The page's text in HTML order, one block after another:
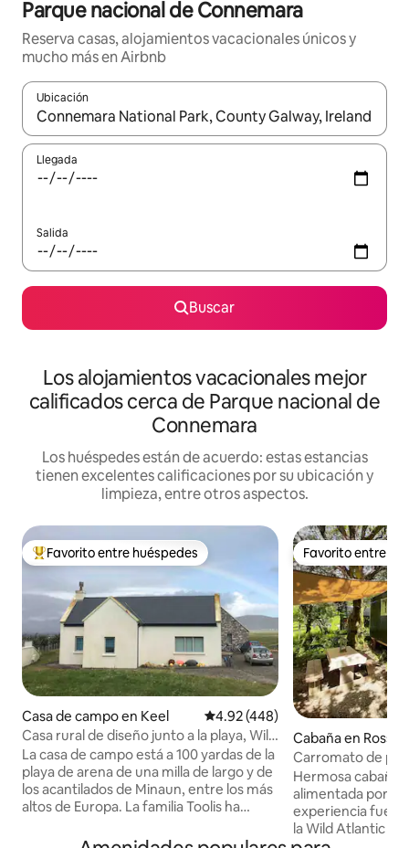
Parque nacional de Connemara
Reserva casas, alojamientos vacacionales únicos y
mucho más en Airbnb
Ubicación
Cuando los resultados estén disponibles, podrás navegar
Llegada
Salida
Buscar
Los alojamientos vacacionales mejor
calificados cerca de Parque nacional de
Connemara
Los huéspedes están de acuerdo: estas estancias
tienen excelentes calificaciones por su ubicación y
limpieza, entre otros aspectos.
De los mejores en Favorito entre huéspedes
Favorito entre huéspedes
Casa de campo en Keel Calificación promedio: 4.92 de
4.92 (448)
Casa rural de diseño junto a la playa, Wild
Atlantic Way
La casa de campo está a 100 yardas de la
playa de arena de una milla de largo y de
los acantilados de Minaun, entre los más
altos de Europa. La familia Toolis ha
pueblo de piedra desierto de Dookinella
Favorito entre
Favorito entre
Cabaña en
Carromato de
silvestre
Hermosa cabaña
alimentada por
experiencia fuera
la Wild Atlantic